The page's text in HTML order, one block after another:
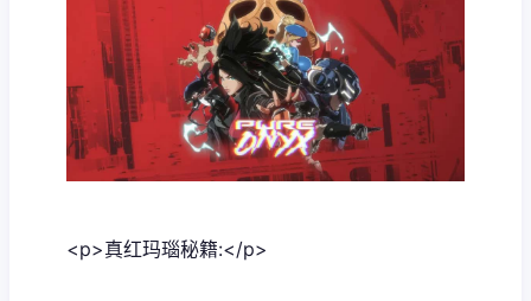
<p>真红玛瑙秘籍:</p>